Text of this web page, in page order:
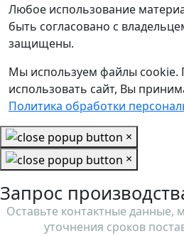
Любое использование
быть согласовано с
защищены.
Мы используем файлы cookie.
использовать сайт, Вы
Политика обработки
×
×
Запрос
Оставьте контактные данные,
уточнения сроков